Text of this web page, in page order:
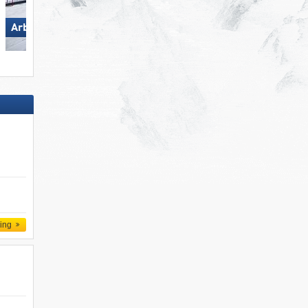
Arber
Hörnerbahn –
Bolsterlang